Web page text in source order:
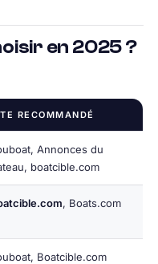
en 2025 ?
RECOMMANDÉ
Annonces du
boatcible.com
, Boats.com
Boatcible.com